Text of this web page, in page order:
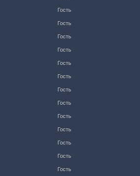
Гость
Гость
Гость
Гость
Гость
Гость
Гость
Гость
Гость
Гость
Гость
Гость
Гость